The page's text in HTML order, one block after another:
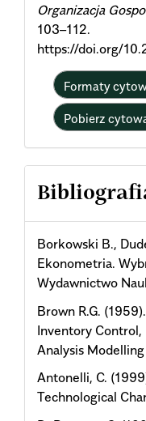
Organizacja
103–112.
https://doi.org/
Formaty
Pobierz
Borkowski B.,
Ekonometria.
Wydawnictwo
Brown R.G.
Inventory
Analysis
Antonelli, C.
Technological